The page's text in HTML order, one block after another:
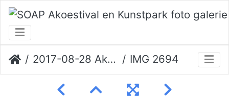
2017-08-28 Akoestival Erik Veerman IMG 2694